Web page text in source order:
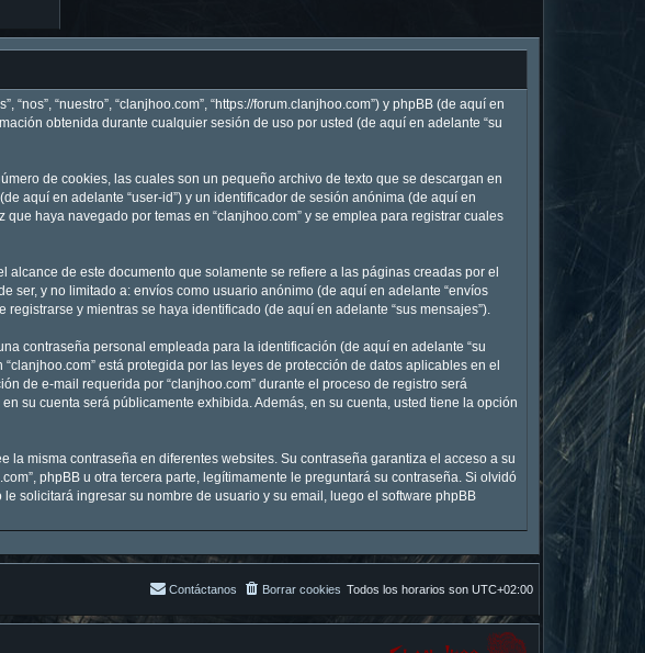
“nuestro”, “clanjhoo.com”, “https://forum.clanjhoo.com”) y phpBB (de aquí en
obtenida durante cualquier sesión de uso por usted (de aquí en adelante “su
de cookies, las cuales son un pequeño archivo de texto que se descargan en
aquí en adelante “user-id”) y un identificador de sesión anónima (de aquí en
haya navegado por temas en “clanjhoo.com” y se emplea para registrar cuales
de este documento que solamente se refiere a las páginas creadas por el
ser, y no limitado a: envíos como usuario anónimo (de aquí en adelante “envíos
y mientras se haya identificado (de aquí en adelante “sus mensajes”).
contraseña personal empleada para la identificación (de aquí en adelante “su
está protegida por las leyes de protección de datos aplicables en el
de e-mail requerida por “clanjhoo.com” durante el proceso de registro será
su cuenta será públicamente exhibida. Además, en su cuenta, usted tiene la opción
misma contraseña en diferentes websites. Su contraseña garantiza el acceso a su
phpBB u otra tercera parte, legítimamente le preguntará su contraseña. Si olvidó
solicitará ingresar su nombre de usuario y su email, luego el software phpBB
Todos los horarios son UTC+02:00
Borrar cookies
Contáctanos